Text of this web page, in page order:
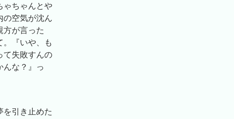
ゃちゃんとや
の空気が沈ん
方が言った
『いや、も
て失敗すんの
んな？』っ
を引き止めた